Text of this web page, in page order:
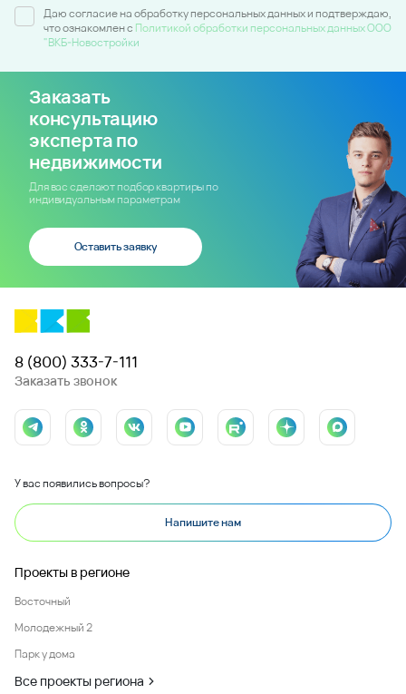
Даю согласие на обработку персональных данных и подтверждаю,
что ознакомлен c Политикой обработки персональных данных ООО
"ВКБ-Новостройки
Заказать
консультацию
эксперта по
недвижимости
Для вас сделают подбор квартиры по
индивидуальным параметрам
Оставить заявку
8 (800) 333-7-111
Заказать звонок
У вас появились вопросы?
Напишите нам
Проекты в регионе
Восточный
Молодежный 2
Парк у дома
Все проекты региона